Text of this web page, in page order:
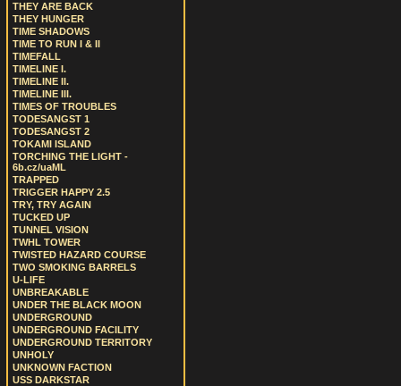
THEY ARE BACK
THEY HUNGER
TIME SHADOWS
TIME TO RUN I & II
TIMEFALL
TIMELINE I.
TIMELINE II.
TIMELINE III.
TIMES OF TROUBLES
TODESANGST 1
TODESANGST 2
TOKAMI ISLAND
TORCHING THE LIGHT -
6b.cz/uaML
TRAPPED
TRIGGER HAPPY 2.5
TRY, TRY AGAIN
TUCKED UP
TUNNEL VISION
TWHL TOWER
TWISTED HAZARD COURSE
TWO SMOKING BARRELS
U-LIFE
UNBREAKABLE
UNDER THE BLACK MOON
UNDERGROUND
UNDERGROUND FACILITY
UNDERGROUND TERRITORY
UNHOLY
UNKNOWN FACTION
USS DARKSTAR